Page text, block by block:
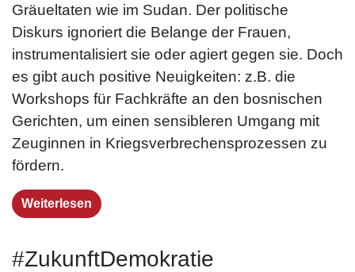
Gräueltaten wie im Sudan. Der politische
Diskurs ignoriert die Belange der Frauen,
instrumentalisiert sie oder agiert gegen sie. Doch
es gibt auch positive Neuigkeiten: z.B. die
Workshops für Fachkräfte an den bosnischen
Gerichten, um einen sensibleren Umgang mit
Zeuginnen in Kriegs­verbrechens­prozessen zu
fördern.
Weiterlesen
#ZukunftDemokratie